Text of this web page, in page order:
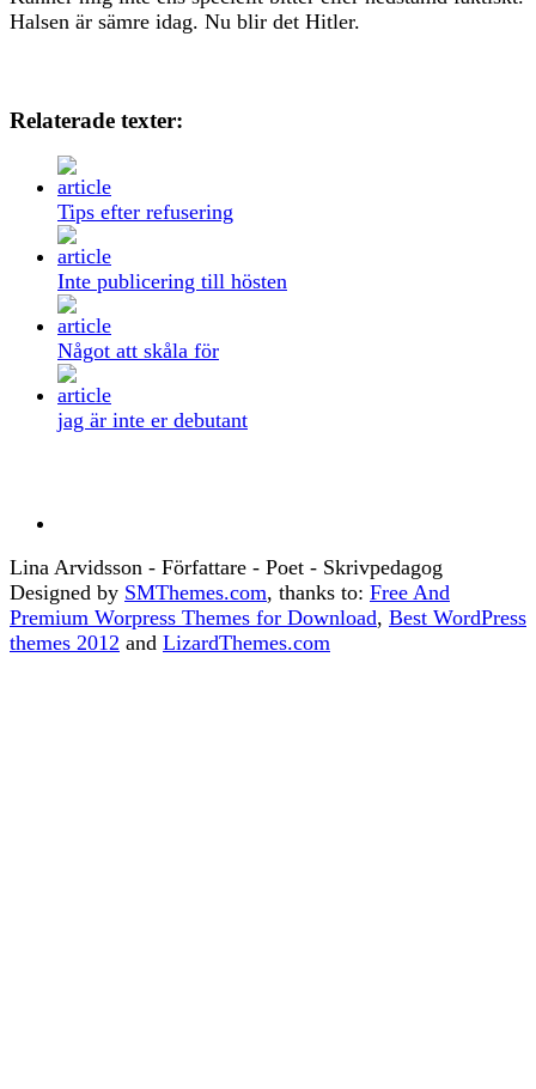
Halsen är sämre idag. Nu blir det Hitler.
Relaterade texter:
Tips efter refusering
Inte publicering till hösten
Något att skåla för
jag är inte er debutant
Lina Arvidsson - Författare - Poet - Skrivpedagog
Designed by SMThemes.com, thanks to: Free And
Premium Worpress Themes for Download, Best WordPress
themes 2012 and LizardThemes.com